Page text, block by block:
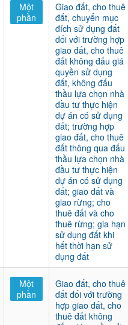
Một
phần
Giao đất, cho thuê
đất, chuyển mục
đích sử dụng đất
đối với trường hợp
giao đất, cho thuê
đất không đấu giá
quyền sử dụng
đất, không đấu
thầu lựa chọn nhà
đầu tư thực hiện
dự án có sử dụng
đất; trường hợp
giao đất, cho thuê
đất thông qua đấu
thầu lựa chọn nhà
đầu tư thực hiện
dự án có sử dụng
đất; giao đất và
giao rừng; cho
thuê đất và cho
thuê rừng; gia hạn
sử dụng đất khi
hết thời hạn sử
dụng đất
Một
phần
Giao đất, cho thuê
đất đối với trường
hợp giao đất, cho
thuê đất không